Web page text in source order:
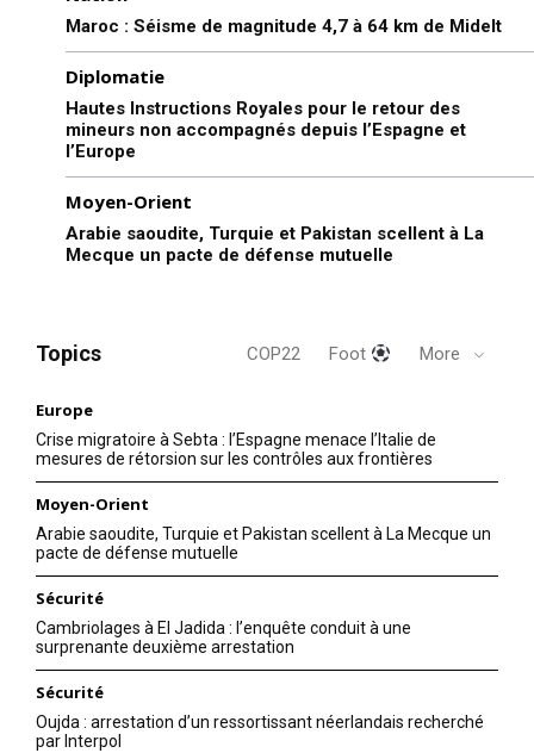
Maroc : Séisme de magnitude 4,7 à 64 km de Midelt
Diplomatie
Hautes Instructions Royales pour le retour des
mineurs non accompagnés depuis l’Espagne et
l’Europe
Moyen-Orient
Arabie saoudite, Turquie et Pakistan scellent à La
Mecque un pacte de défense mutuelle
Topics COP22 Foot More
Europe
Crise migratoire à Sebta : l’Espagne menace l’Italie de
mesures de rétorsion sur les contrôles aux frontières
Moyen-Orient
Arabie saoudite, Turquie et Pakistan scellent à La Mecque un
pacte de défense mutuelle
Sécurité
Cambriolages à El Jadida : l’enquête conduit à une
surprenante deuxième arrestation
Sécurité
Oujda : arrestation d’un ressortissant néerlandais recherché
par Interpol